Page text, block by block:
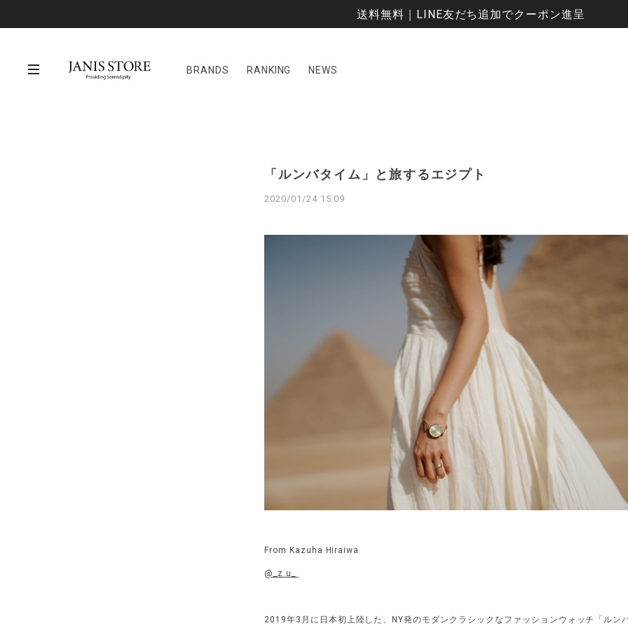
送料無料｜LINE友だち追加でクーポン進呈
BRANDS RANKING NEWS
「ルンバタイム」と旅するエジプト
2020/01/24 15:09
From Kazuha Hiraiwa
@_z.u_
2019年3月に日本初上陸した、NY発のモダンクラシックなファッションウォッチ「ルン